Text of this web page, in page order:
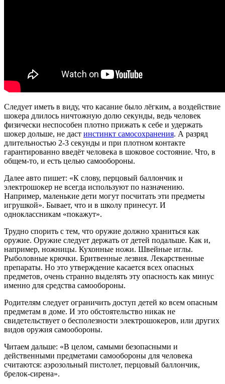
Следует иметь в виду, что касание было лёгким, а воздействие
шокера длилось ничтожную долю секунды, ведь человек
физически неспособен плотно прижать к себе и удержать
шокер дольше, не даст инстинкт самосохранения. А разряд
длительностью 2-3 секунды и при плотном контакте
гарантированно введёт человека в шоковое состояние. Что, в
общем-то, и есть целью самообороны.
Далее авто пишет: «К слову, перцовый баллончик и
электрошокер не всегда используют по назначению.
Например, маленькие дети могут посчитать эти предметы
игрушкой». Бывает, что и в школу принесут. И
одноклассникам «покажут».
Трудно спорить с тем, что оружие должно храниться как
оружие. Оружие следует держать от детей подальше. Как и,
например, ножницы. Кухонные ножи. Швейные иглы.
Рыболовные крючки. Бритвенные лезвия. Лекарственные
препараты. Но это утверждение касается всех опасных
предметов, очень странно выделять эту опасность как минус
именно для средства самообороны.
Родителям следует ограничить доступ детей ко всем опасным
предметам в доме. И это обстоятельство никак не
свидетельствует о бесполезности электрошокеров, или других
видов оружия самообороны.
Читаем дальше: «В целом, самыми безопасными и
действенными предметами самообороны для человека
считаются: аэрозольный пистолет, перцовый баллончик,
брелок-сирена».